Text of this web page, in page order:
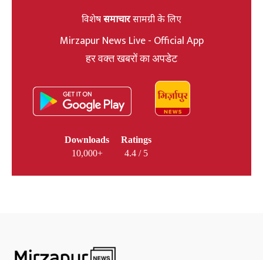
विशेषसमाचारसामग्री के लिए
Mirzapur News Live - Official App
हर वक्त खबरों का अपडेट
Downloads
10,000+
Ratings
4.4 / 5